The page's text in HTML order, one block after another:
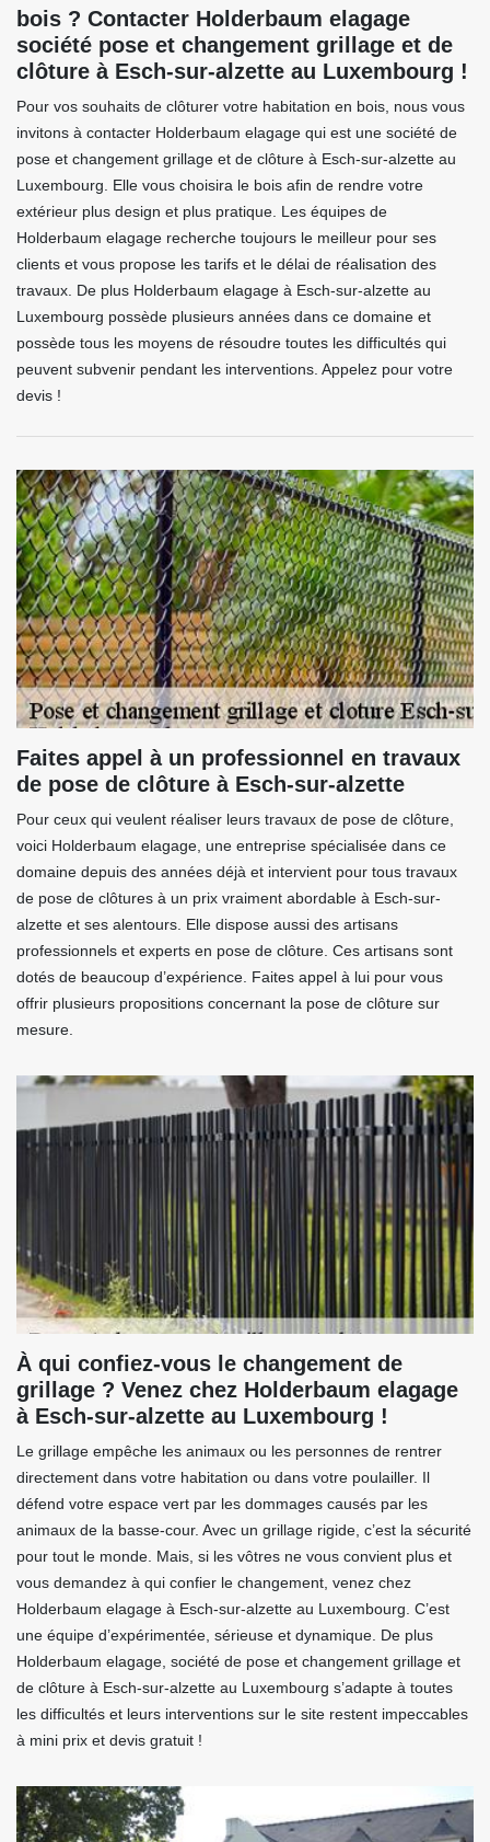
bois ? Contacter Holderbaum elagage
société pose et changement grillage et de
clôture à Esch-sur-alzette au Luxembourg !
Pour vos souhaits de clôturer votre habitation en bois, nous vous
invitons à contacter Holderbaum elagage qui est une société de
pose et changement grillage et de clôture à Esch-sur-alzette au
Luxembourg. Elle vous choisira le bois afin de rendre votre
extérieur plus design et plus pratique. Les équipes de
Holderbaum elagage recherche toujours le meilleur pour ses
clients et vous propose les tarifs et le délai de réalisation des
travaux. De plus Holderbaum elagage à Esch-sur-alzette au
Luxembourg possède plusieurs années dans ce domaine et
possède tous les moyens de résoudre toutes les difficultés qui
peuvent subvenir pendant les interventions. Appelez pour votre
devis !
Faites appel à un professionnel en travaux
de pose de clôture à Esch-sur-alzette
Pour ceux qui veulent réaliser leurs travaux de pose de clôture,
voici Holderbaum elagage, une entreprise spécialisée dans ce
domaine depuis des années déjà et intervient pour tous travaux
de pose de clôtures à un prix vraiment abordable à Esch-sur-
alzette et ses alentours. Elle dispose aussi des artisans
professionnels et experts en pose de clôture. Ces artisans sont
dotés de beaucoup d’expérience. Faites appel à lui pour vous
offrir plusieurs propositions concernant la pose de clôture sur
mesure.
À qui confiez-vous le changement de
grillage ? Venez chez Holderbaum elagage
à Esch-sur-alzette au Luxembourg !
Le grillage empêche les animaux ou les personnes de rentrer
directement dans votre habitation ou dans votre poulailler. Il
défend votre espace vert par les dommages causés par les
animaux de la basse-cour. Avec un grillage rigide, c’est la sécurité
pour tout le monde. Mais, si les vôtres ne vous convient plus et
vous demandez à qui confier le changement, venez chez
Holderbaum elagage à Esch-sur-alzette au Luxembourg. C’est
une équipe d’expérimentée, sérieuse et dynamique. De plus
Holderbaum elagage, société de pose et changement grillage et
de clôture à Esch-sur-alzette au Luxembourg s’adapte à toutes
les difficultés et leurs interventions sur le site restent impeccables
à mini prix et devis gratuit !